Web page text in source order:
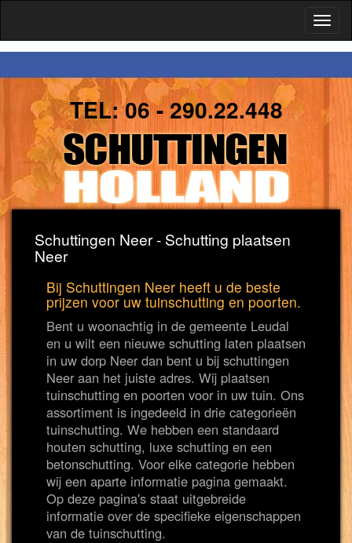
TEL:06 - 290.22.448
Schuttingen Neer - Schutting plaatsen
Neer
Bij Schuttingen Neer heeft u de beste
prijzen voor uw tuinschutting en poorten.
Bent u woonachtig in de gemeente Leudal
en u wilt een nieuwe schutting laten plaatsen
in uw dorp Neer dan bent u bij schuttingen
Neer aan het juiste adres. Wij plaatsen
tuinschutting en poorten voor in uw tuin. Ons
assortiment is ingedeeld in drie categorieën
tuinschutting. We hebben een standaard
houten schutting, luxe schutting en een
betonschutting. Voor elke categorie hebben
wij een aparte informatie pagina gemaakt.
Op deze pagina's staat uitgebreide
informatie over de specifieke eigenschappen
van de tuinschutting.